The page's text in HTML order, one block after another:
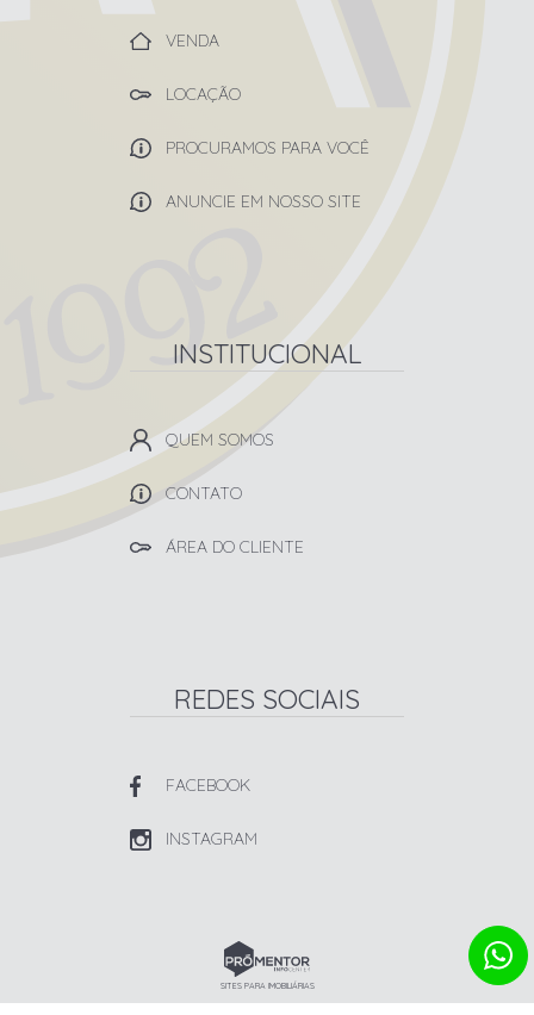
VENDA
LOCAÇÃO
PROCURAMOS PARA VOCÊ
ANUNCIE EM NOSSO SITE
INSTITUCIONAL
QUEM SOMOS
CONTATO
ÁREA DO CLIENTE
REDES SOCIAIS
FACEBOOK
INSTAGRAM
SITES PARA IMOBILIÁRIAS